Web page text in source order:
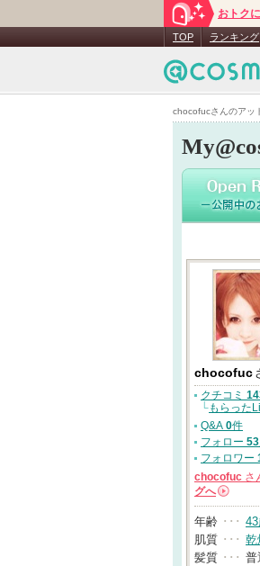
chocofucさんのアッ
おトク
TOP ランキング
chocofuc
クチコミ
└もらった
Q&A 0件
フォロー 53
フォロワー
chocofuc さ
グへ
→
年齢 ･･･
肌質 ･･･ 乾
髪質 ･･･ 普